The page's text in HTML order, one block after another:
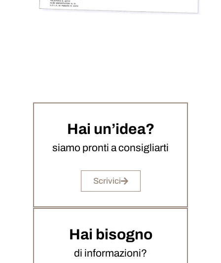
Hai un’idea?
siamo pronti a consigliarti
Scrivici
Hai bisogno
di informazioni?